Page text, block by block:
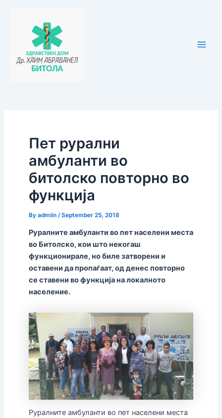
Пет рурални
амбуланти во
битолско повторно во
функција
By admiin /September 25, 2018
Руралните амбуланти во пет населени места
во Битолско, кои што некогаш
функционирале, но биле затворени и
оставени да пропаѓаат, од денес повторно
се ставени во функција на локалното
население.
Руралните амбуланти во пет населени места